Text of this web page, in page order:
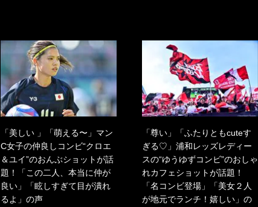
「美しい 」「萌える〜」マン
C女子の仲良しコンビ“クロエ
＆ユイ”のおんぶショットが話
題！「この二人、本当に仲が
良い」「眩しすぎて目が潰れ
るよ」の声
「尊い」「ふたりともcuteす
ぎる♡」浦和レッズレディー
スの“ゆうゆずコンビ”のおしゃ
れカフェショットが話題！
「名コンビ登場」「美女２人
が地元でランチ！嬉しい」の